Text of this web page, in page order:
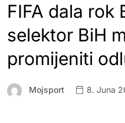
FIFA dala rok
selektor BiH
promijeniti
Mojsport 8. Juna